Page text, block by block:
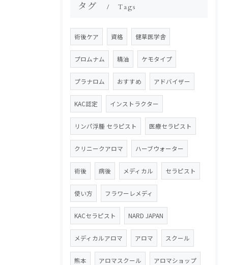
タグ Tags
術後ケア 資格 健草医学舎
プロムナム 精油 ケモタイプ
プラナロム おすすめ アドバイザー
KAC認定 インストラクター
リンパ浮腫 セラピスト 医療セラピスト
クリニークアロマ ハーブウォーター
術後 病後 メディカル セラピスト
使い方 フラワーレメディ
KACセラピスト NARD JAPAN
メディカルアロマ アロマ スクール
熊本 アロマスクール アロマショップ